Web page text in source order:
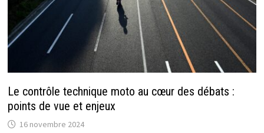
Le contrôle technique moto au cœur des débats :
points de vue et enjeux
16 novembre 2024